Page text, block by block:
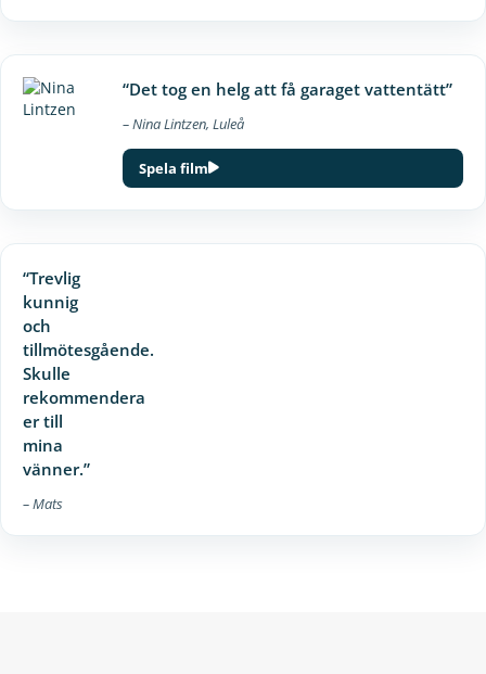
“Det tog en helg att få garaget vattentätt”
– Nina Lintzen, Luleå
Spela film
“Trevlig
kunnig
och
tillmötesgående.
Skulle
rekommendera
er till
mina
vänner.”
– Mats